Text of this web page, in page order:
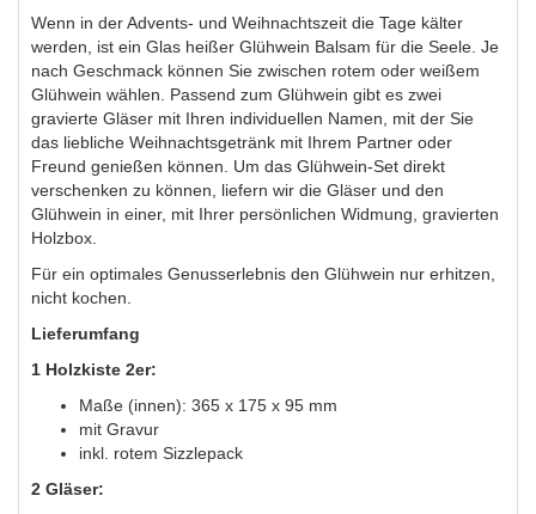
Wenn in der Advents- und Weihnachtszeit die Tage kälter
werden, ist ein Glas heißer Glühwein Balsam für die Seele. Je
nach Geschmack können Sie zwischen rotem oder weißem
Glühwein wählen. Passend zum Glühwein gibt es zwei
gravierte Gläser mit Ihren individuellen Namen, mit der Sie
das liebliche Weihnachtsgetränk mit Ihrem Partner oder
Freund genießen können. Um das Glühwein-Set direkt
verschenken zu können, liefern wir die Gläser und den
Glühwein in einer, mit Ihrer persönlichen Widmung, gravierten
Holzbox.
Für ein optimales Genusserlebnis den Glühwein nur erhitzen,
nicht kochen.
Lieferumfang
1 Holzkiste 2er:
Maße (innen): 365 x 175 x 95 mm
mit Gravur
inkl. rotem Sizzlepack
2 Gläser: